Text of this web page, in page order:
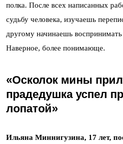
полка. После всех написанных
судьбу человека, изучаешь
другому начинаешь
Наверное, более понимающе.
«Осколок мины
прадедушка успел
лопатой»
Ильяна Миннигузина, 17 лет,